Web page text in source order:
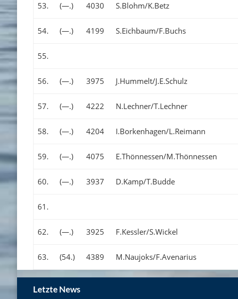
53. (—.) 4030 S.Blohm/K.Betz
54. (—.) 4199 S.Eichbaum/F.Buchs
55.
56. (—.) 3975 J.Hummelt/J.E.Schulz
57. (—.) 4222 N.Lechner/T.Lechner
58. (—.) 4204 I.Borkenhagen/L.Reimann
59. (—.) 4075 E.Thönnessen/M.Thönnessen
60. (—.) 3937 D.Kamp/T.Budde
61.
62. (—.) 3925 F.Kessler/S.Wickel
63. (54.) 4389 M.Naujoks/F.Avenarius
Letzte News